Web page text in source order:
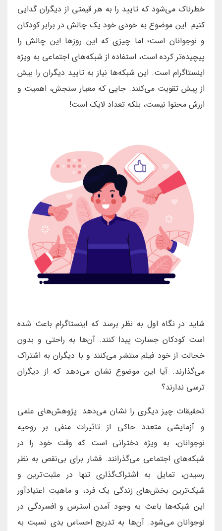
خطرناک می‌شود که تایید را به هر قیمتی از دیگران گدایی
کنیم. این موضوع به خودی خود یک چالش در برابر کودکان
و نوجوانان است؛ اما چیزی که این روزها این چالش را
پیچیده‌تر کرده است، استفاده از شبکه‌های اجتماعی به ویژه
اینستاگرام است. این شبکه‌ها نیاز به تایید دیگران را بیش
از پیش تقویت می‌کنند. جایی که معیار سنجش، اهمیت و
ارزش محتوا نیست، بلکه تعداد لایک است!
شاید در نگاه اول به نظر برسد که اینستاگرام باعث شده
است کودکان جسارت پیدا کنند. آن‌ها به راحتی و بدون
خجالت از خود فیلم منتشر می‌کنند و با دیگران به اشتراک
می‌گذارند. آیا این موضوع نشان می‌دهد که از دیگران
ترسی ندارند؟
تحقیقات چیز دیگری را نشان می‌دهد. پژوهش‌های علمی
و آزمایشی متعدد حاکی از تاثیرات منفی بر روحیه
نوجوانان، به ویژه دخترانی است که وقت خود را در
شبکه‌های اجتماعی می‌گذرانند. فشار برای بی‌نقص به نظر
رسیدن، تمایل به اشتراک‌گذاری تنها در مثبت‌ترین و
شیک‌ترین بخش‌های زندگی یک فرد، و ماهیت اعتیادآور
این شبکه‌ها باعث به وجود آمدن استرس و افسردگی در
نوجوانان می‌شود. آن‌ها به تدریج احساس بدی نسبت به